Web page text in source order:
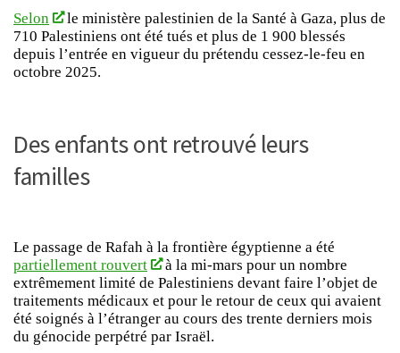
Selon
le ministère palestinien de la Santé à Gaza, plus de
710 Palestiniens ont été tués et plus de 1 900 blessés
depuis l’entrée en vigueur du prétendu cessez-le-feu en
octobre 2025.
Des enfants ont retrouvé leurs
familles
Le passage de Rafah à la frontière égyptienne a été
partiellement rouvert
à la mi-mars pour un nombre
extrêmement limité de Palestiniens devant faire l’objet de
traitements médicaux et pour le retour de ceux qui avaient
été soignés à l’étranger au cours des trente derniers mois
du génocide perpétré par Israël.